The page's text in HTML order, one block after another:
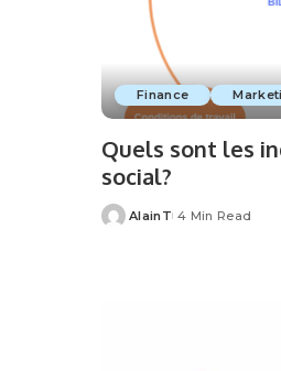
Finance
Quels sont les
social?
Posted
AlainT 4 Min Read